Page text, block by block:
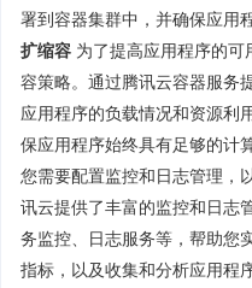
署到容器集群中，并确保应用
扩缩容 为了提高应用程序的
容策略。通过腾讯云容器服务
应用程序的负载情况和资源利
保应用程序始终具有足够的计
您需要配置监控和日志管理，
讯云提供了丰富的监控和日志
务监控、日志服务等，帮助您
指标，以及收集和分析应用程